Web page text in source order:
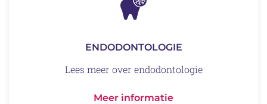
ENDODONTOLOGIE
Lees meer over endodontologie
Meer informatie